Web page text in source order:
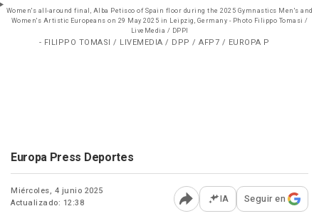
Women's all-around final, Alba Petisco of Spain floor during the 2025 Gymnastics Men's and
Women's Artistic Europeans on 29 May 2025 in Leipzig, Germany - Photo Filippo Tomasi /
LiveMedia / DPPI
- FILIPPO TOMASI / LIVEMEDIA / DPP / AFP7 / EUROPA P
Europa Press Deportes
Miércoles, 4 junio 2025
Actualizado: 12:38
Abrir opciones para
IA Seguir en